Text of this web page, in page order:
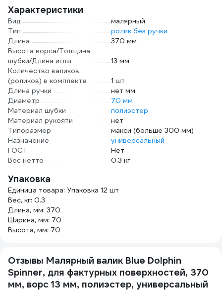
Характеристики
Вид
малярный
Тип
ролик без ручки
Длина
370 мм
Высота ворса/Толщина
шубки/Длина иглы
13 мм
Количество валиков
(роликов) в комплекте
1 шт
Длина ручки
нет мм
Диаметр
70 мм
Материал шубки
полиэстер
Материал рукояти
нет
Типоразмер
макси (больше 300 мм)
Назначение
универсальный
ГОСТ
Нет
Вес нетто
0.3 кг
Упаковка
Единица товара: Упаковка 12 шт
Вес, кг: 0.3
Длина, мм: 370
Ширина, мм: 70
Высота, мм: 70
Отзывы Малярный валик Blue Dolphin
Spinner, для фактурных поверхностей, 370
мм, ворс 13 мм, полиэстер, универсальный